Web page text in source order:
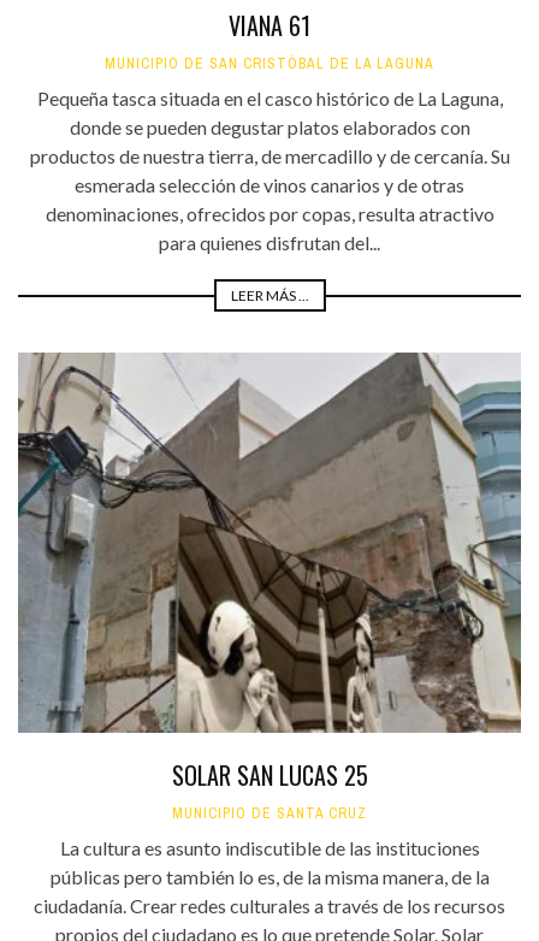
VIANA 61
MUNICIPIO DE SAN CRISTÓBAL DE LA LAGUNA
Pequeña tasca situada en el casco histórico de La Laguna,
donde se pueden degustar platos elaborados con
productos de nuestra tierra, de mercadillo y de cercanía. Su
esmerada selección de vinos canarios y de otras
denominaciones, ofrecidos por copas, resulta atractivo
para quienes disfrutan del...
LEER MÁS ...
SOLAR SAN LUCAS 25
MUNICIPIO DE SANTA CRUZ
La cultura es asunto indiscutible de las instituciones
públicas pero también lo es, de la misma manera, de la
ciudadanía. Crear redes culturales a través de los recursos
propios del ciudadano es lo que pretende Solar. Solar